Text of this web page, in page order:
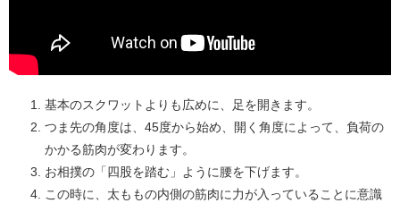
基本のスクワットよりも広めに、足を開きます。
つま先の角度は、45度から始め、開く角度によって、負荷の
かかる筋肉が変わります。
お相撲の「四股を踏む」ように腰を下げます。
この時に、太ももの内側の筋肉に力が入っていることに意識